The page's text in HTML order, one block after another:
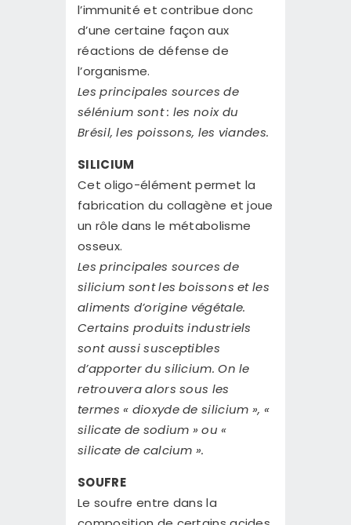
l’immunité et contribue donc
d’une certaine façon aux
réactions de défense de
l’organisme.
Les principales sources de
sélénium sont : les noix du
Brésil, les poissons, les viandes.
SILICIUM
Cet oligo-élément permet la
fabrication du collagène et joue
un rôle dans le métabolisme
osseux.
Les principales sources de
silicium sont les boissons et les
aliments d’origine végétale.
Certains produits industriels
sont aussi susceptibles
d’apporter du silicium. On le
retrouvera alors sous les
termes « dioxyde de silicium », «
silicate de sodium » ou «
silicate de calcium ».
SOUFRE
Le soufre entre dans la